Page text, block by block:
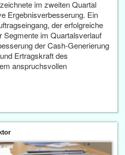
im zweiten Quartal
Ergebnisverbesserung. Ein
der erfolgreiche
Segmente im Quartalsverlauf
der Cash-Generierung
Ertragskraft des
anspruchsvollen